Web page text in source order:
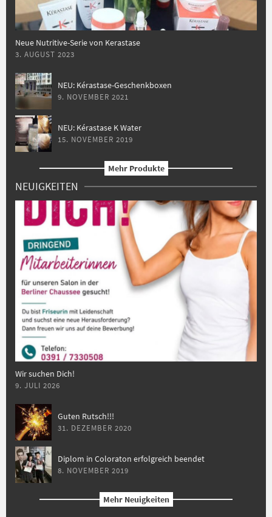
Neue Nutritive-Serie von Kerastase
3. AUGUST 2023
NEU: Kérastase-Geschenkboxen
9. NOVEMBER 2021
NEU: Kérastase K Water
15. NOVEMBER 2019
Mehr Produkte
NEUIGKEITEN
Wir suchen Dich!
9. JULI 2026
Guten Rutsch!!!
31. DEZEMBER 2020
Diplom in Coloraton erfolgreich beendet
8. NOVEMBER 2019
Mehr Neuigkeiten